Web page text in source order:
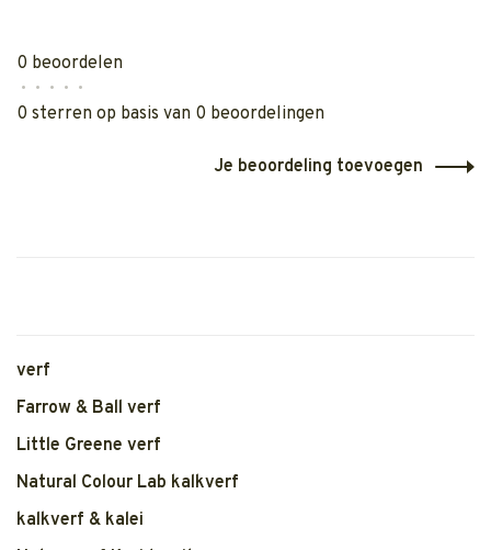
0 beoordelen
• • • • •
0 sterren op basis van 0 beoordelingen
Je beoordeling toevoegen
verf
Farrow & Ball verf
Little Greene verf
Natural Colour Lab kalkverf
kalkverf & kalei